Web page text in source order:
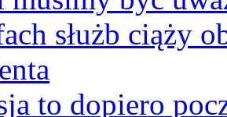
służb ciąży
to dopiero